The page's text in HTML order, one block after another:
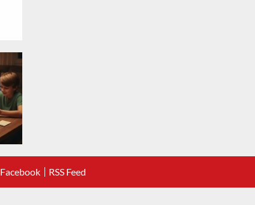
Facebook RSS Feed